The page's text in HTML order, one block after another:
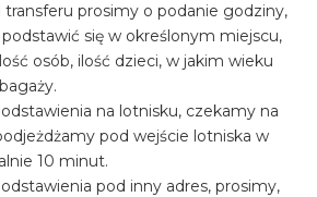
transferu prosimy o podanie godziny,
się w określonym miejscu,
osób, ilość dzieci, w jakim wieku
na lotnisku, czekamy na
pod wejście lotniska w
10 minut.
pod inny adres, prosimy,